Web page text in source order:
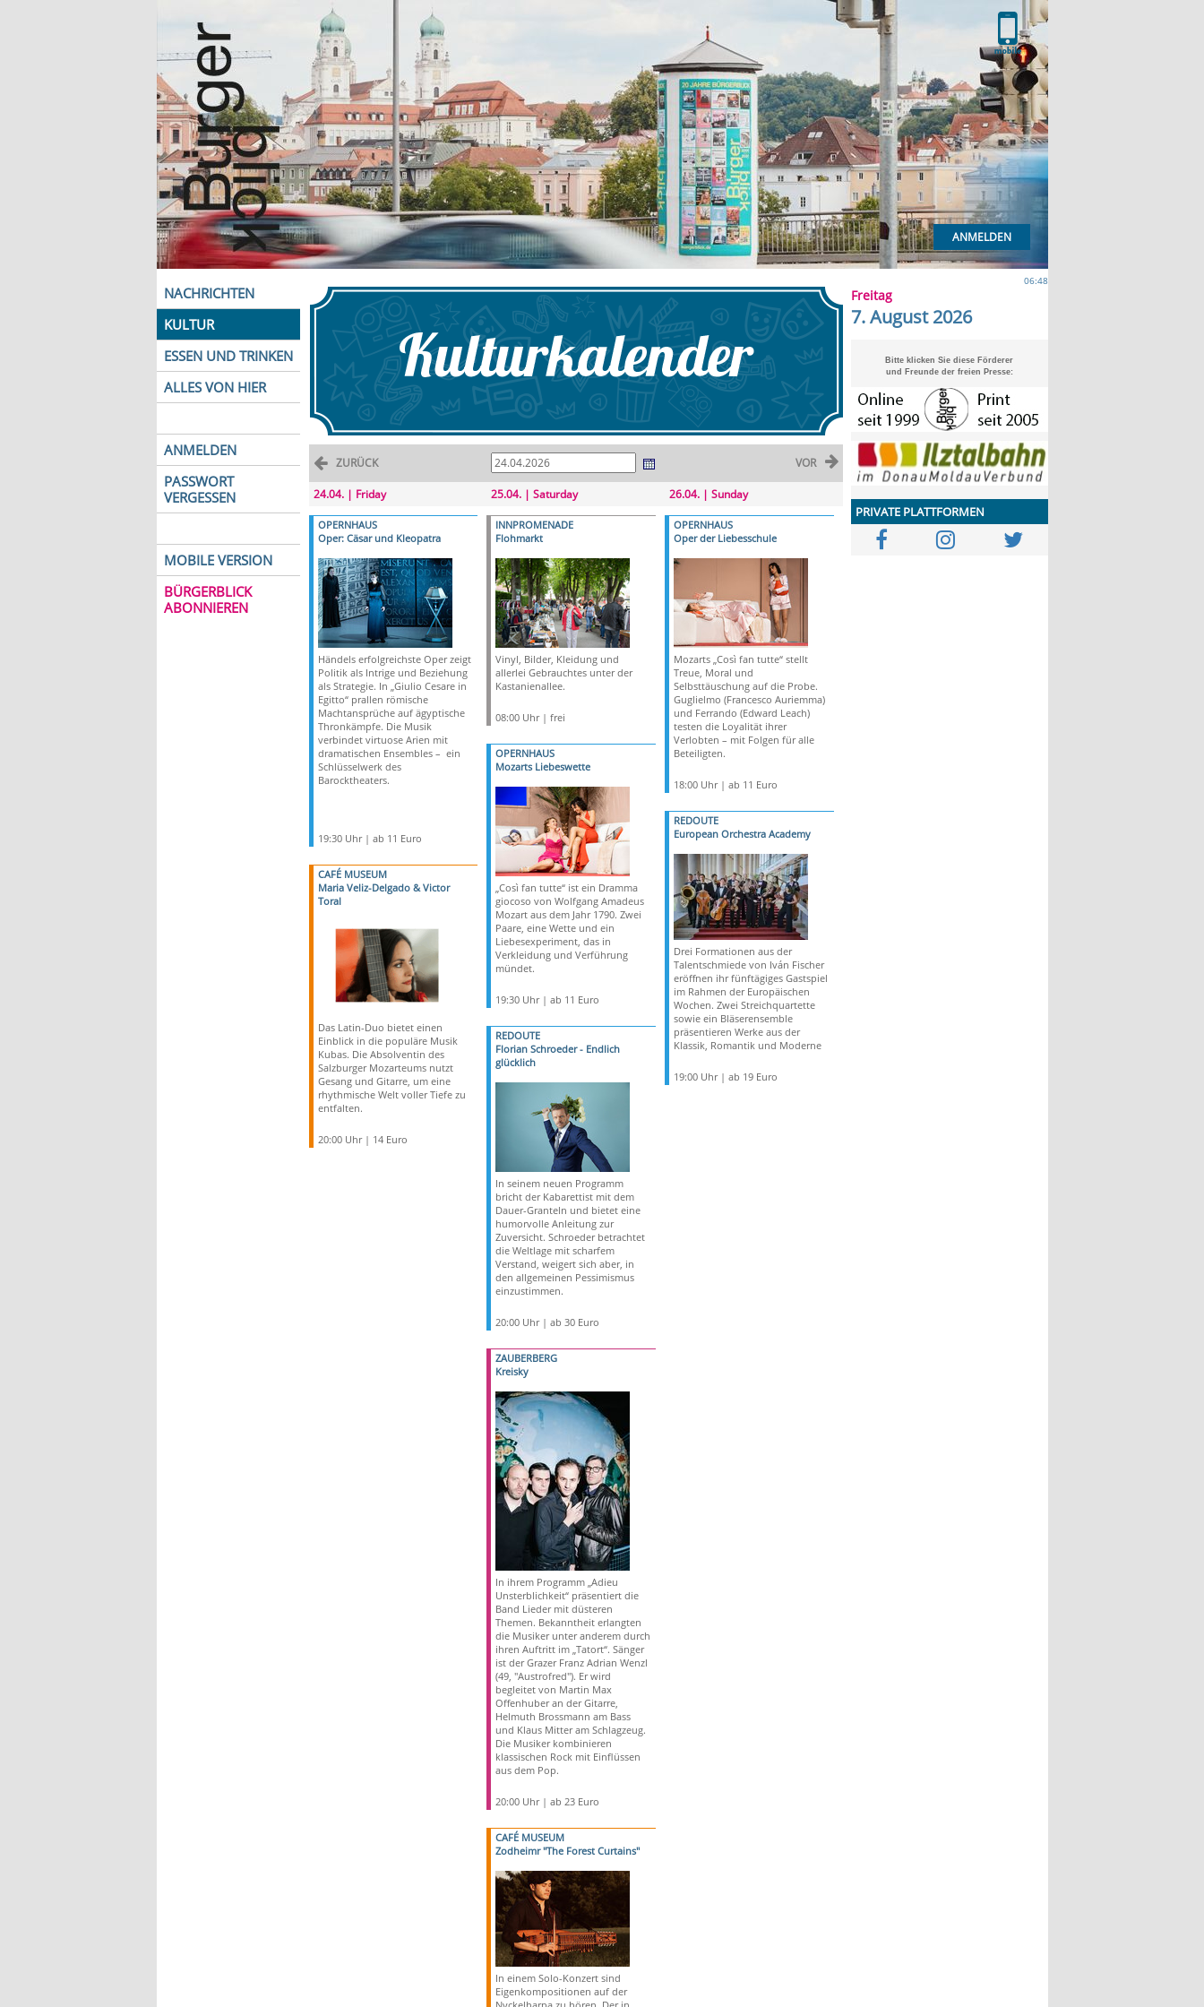
ANMELDEN
NACHRICHTEN
KULTUR
ESSEN UND TRINKEN
ALLES VON HIER
ANMELDEN
PASSWORT
VERGESSEN
MOBILE VERSION
BÜRGERBLICK
ABONNIEREN
ZURÜCK VOR
24.04. | Friday
OPERNHAUS
Oper: Cäsar und Kleopatra
Händels erfolgreichste Oper zeigt
Politik als Intrige und Beziehung
als Strategie. In „Giulio Cesare in
Egitto“ prallen römische
Machtansprüche auf ägyptische
Thronkämpfe. Die Musik
verbindet virtuose Arien mit
dramatischen Ensembles – ein
Schlüsselwerk des
Barocktheaters.
19:30 Uhr | ab 11 Euro
CAFÉ MUSEUM
Maria Veliz-Delgado & Victor
Toral
Das Latin-Duo bietet einen
Einblick in die populäre Musik
Kubas. Die Absolventin des
Salzburger Mozarteums nutzt
Gesang und Gitarre, um eine
rhythmische Welt voller Tiefe zu
entfalten.
20:00 Uhr | 14 Euro
25.04. | Saturday
INNPROMENADE
Flohmarkt
Vinyl, Bilder, Kleidung und
allerlei Gebrauchtes unter der
Kastanienallee.
08:00 Uhr | frei
OPERNHAUS
Mozarts Liebeswette
„Così fan tutte“ ist ein Dramma
giocoso von Wolfgang Amadeus
Mozart aus dem Jahr 1790. Zwei
Paare, eine Wette und ein
Liebesexperiment, das in
Verkleidung und Verführung
mündet.
19:30 Uhr | ab 11 Euro
REDOUTE
Florian Schroeder - Endlich
glücklich
In seinem neuen Programm
bricht der Kabarettist mit dem
Dauer-Granteln und bietet eine
humorvolle Anleitung zur
Zuversicht. Schroeder betrachtet
die Weltlage mit scharfem
Verstand, weigert sich aber, in
den allgemeinen Pessimismus
einzustimmen.
20:00 Uhr | ab 30 Euro
ZAUBERBERG
Kreisky
In ihrem Programm „Adieu
Unsterblichkeit“ präsentiert die
Band Lieder mit düsteren
Themen. Bekanntheit erlangten
die Musiker unter anderem durch
ihren Auftritt im „Tatort“. Sänger
ist der Grazer Franz Adrian Wenzl
(49, "Austrofred"). Er wird
begleitet von Martin Max
Offenhuber an der Gitarre,
Helmuth Brossmann am Bass
und Klaus Mitter am Schlagzeug.
Die Musiker kombinieren
klassischen Rock mit Einflüssen
aus dem Pop.
20:00 Uhr | ab 23 Euro
CAFÉ MUSEUM
Zodheimr "The Forest Curtains"
In einem Solo-Konzert sind
Eigenkompositionen auf der
26.04. | Sunday
OPERNHAUS
Oper der Liebesschule
Mozarts „Così fan tutte“ stellt
Treue, Moral und
Selbsttäuschung auf die Probe.
Guglielmo (Francesco Auriemma)
und Ferrando (Edward Leach)
testen die Loyalität ihrer
Verlobten – mit Folgen für alle
Beteiligten.
18:00 Uhr | ab 11 Euro
REDOUTE
European Orchestra Academy
Drei Formationen aus der
Talentschmiede von Iván Fischer
eröffnen ihr fünftägiges Gastspiel
im Rahmen der Europäischen
Wochen. Zwei Streichquartette
sowie ein Bläserensemble
präsentieren Werke aus der
Klassik, Romantik und Moderne
19:00 Uhr | ab 19 Euro
06:48
Freitag
7. August 2026
Bitte klicken Sie diese Förderer
und Freunde der freien Presse:
PRIVATE PLATTFORMEN